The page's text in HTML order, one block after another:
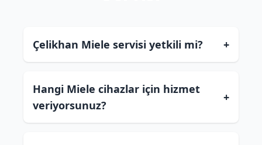
Çelikhan Miele servisi yetkili mi? +
Hangi Miele cihazlar için hizmet
veriyorsunuz?
+